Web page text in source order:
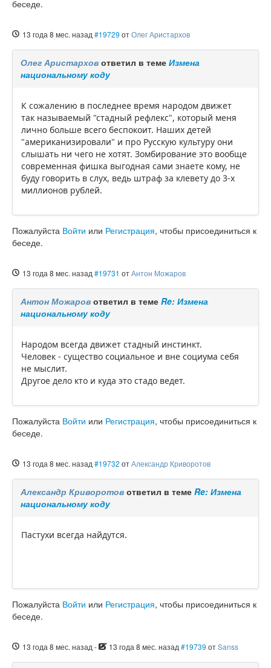
беседе.
13 года 8 мес. назад #19729 отОлег Аристархов
Олег Аристархов ответил в теме Измена
национальному коду
К сожалению в последнее время народом движет
так называемый "стадный рефлекс", который меня
лично больше всего беспокоит. Наших детей
"американизировали" и про Русскую культуру они
слышать ни чего не хотят. Зомбирование это вообще
современная фишка выгодная сами знаете кому, не
буду говорить в слух, ведь штраф за клевету до 3-х
миллионов рублей.
Пожалуйста Войти или Регистрация, чтобы присоединиться к
беседе.
13 года 8 мес. назад #19731 отАнтон Можаров
Антон Можаров ответил в теме Re: Измена
национальному коду
Народом всегда движет стадный инстинкт.
Человек - существо социальное и вне социума себя
не мыслит.
Другое дело кто и куда это стадо ведет.
Пожалуйста Войти или Регистрация, чтобы присоединиться к
беседе.
13 года 8 мес. назад #19732 отАлександр Криворотов
Александр Криворотов ответил в теме Re: Измена
национальному коду
Пастухи всегда найдутся.
Пожалуйста Войти или Регистрация, чтобы присоединиться к
беседе.
13 года 8 мес. назад - 13 года 8 мес. назад #19739 отSanss